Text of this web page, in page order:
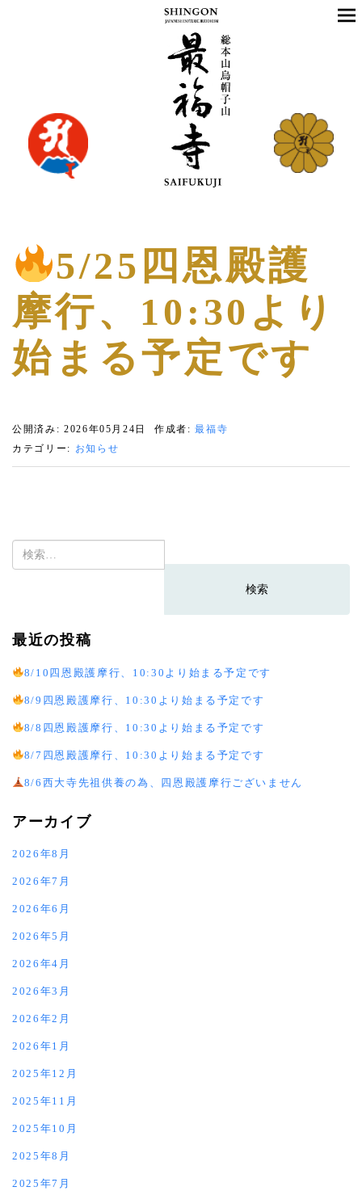
5/25四恩殿護
摩行、10:30より
始まる予定です
公開済み: 2026年05月24日 作成者:最福寺
カテゴリー: お知らせ
検
索:
最近の投稿
8/10四恩殿護摩行、10:30より始まる予定です
8/9四恩殿護摩行、10:30より始まる予定です
8/8四恩殿護摩行、10:30より始まる予定です
8/7四恩殿護摩行、10:30より始まる予定です
8/6西大寺先祖供養の為、四恩殿護摩行ございません
アーカイブ
2026年8月
2026年7月
2026年6月
2026年5月
2026年4月
2026年3月
2026年2月
2026年1月
2025年12月
2025年11月
2025年10月
2025年8月
2025年7月